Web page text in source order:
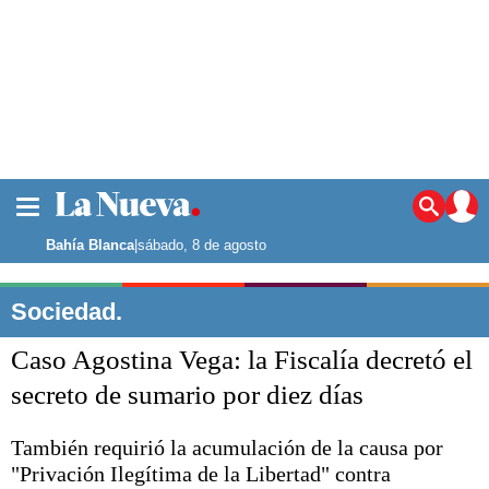
Noticias
La ciudad
Punta Alta
El mundo
Seguridad
Opinión
Deportes
Escenario Olímpico
Liga del Sur
Bahía Blanca|sábado, 8 de agosto
Sociedad.
Caso Agostina Vega: la Fiscalía decretó el
secreto de sumario por diez días
También requirió la acumulación de la causa por
"Privación Ilegítima de la Libertad" contra